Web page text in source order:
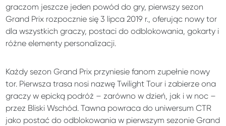
graczom jeszcze jeden powód do gry, pierwszy sezon
Grand Prix rozpocznie się 3 lipca 2019 r., oferując nowy tor
dla wszystkich graczy, postaci do odblokowania, gokarty i
różne elementy personalizacji.
Każdy sezon Grand Prix przyniesie fanom zupełnie nowy
tor. Pierwsza trasa nosi nazwę Twilight Tour i zabierze ona
graczy w epicką podróż – zarówno w dzień, jak i w noc –
przez Bliski Wschód. Tawna powraca do uniwersum CTR
jako postać do odblokowania w pierwszym sezonie Grand